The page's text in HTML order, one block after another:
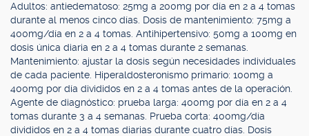
Adultos: antiedematoso: 25mg a 200mg por día en 2 a 4 tomas
durante al menos cinco días. Dosis de mantenimiento: 75mg a
400mg/día en 2 a 4 tomas. Antihipertensivo: 50mg a 100mg en
dosis única diaria en 2 a 4 tomas durante 2 semanas.
Mantenimiento: ajustar la dosis según necesidades individuales
de cada paciente. Hiperaldosteronismo primario: 100mg a
400mg por día divididos en 2 a 4 tomas antes de la operación.
Agente de diagnóstico: prueba larga: 400mg por día en 2 a 4
tomas durante 3 a 4 semanas. Prueba corta: 400mg/día
divididos en 2 a 4 tomas diarias durante cuatro días. Dosis